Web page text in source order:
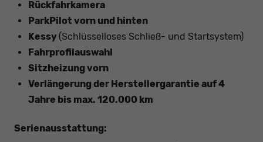
Rückfahrkamera
ParkPilot vorn und hinten
Kessy (Schlüsselloses Schließ- und Startsystem)
Fahrprofilauswahl
Sitzheizung vorn
Verlängerung der Herstellergarantie auf 4
Jahre bis max. 120.000 km
Serienausstattung: